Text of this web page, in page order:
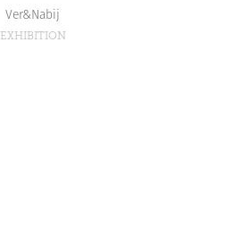
Ver&Nabij
EXHIBITION